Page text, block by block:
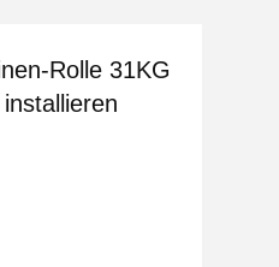
Rolle 31KG